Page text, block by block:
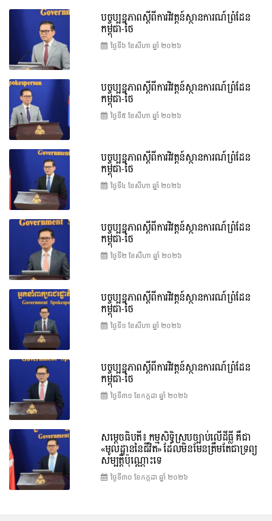
បច្ចុប្បន្នភាពស្ដីពីការវិវត្តន៍ស្ថានការណ៍ព្រំដែន
កម្ពុជា-ថៃ
ថ្ងៃទី៦ ខែ​សីហា ឆ្នាំ ២០២៦
បច្ចុប្បន្នភាពស្ដីពីការវិវត្តន៍ស្ថានការណ៍ព្រំដែន
កម្ពុជា-ថៃ
ថ្ងៃទី៥ ខែ​សីហា ឆ្នាំ ២០២៦
បច្ចុប្បន្នភាពស្ដីពីការវិវត្តន៍ស្ថានការណ៍ព្រំដែន
កម្ពុជា-ថៃ
ថ្ងៃទី៤ ខែ​សីហា ឆ្នាំ ២០២៦
បច្ចុប្បន្នភាពស្ដីពីការវិវត្តន៍ស្ថានការណ៍ព្រំដែន
កម្ពុជា-ថៃ
ថ្ងៃទី២ ខែ​សីហា ឆ្នាំ ២០២៦
បច្ចុប្បន្នភាពស្ដីពីការវិវត្តន៍ស្ថានការណ៍ព្រំដែន
កម្ពុជា-ថៃ
ថ្ងៃទី១ ខែ​សីហា ឆ្នាំ ២០២៦
បច្ចុប្បន្នភាពស្ដីពីការវិវត្តន៍ស្ថានការណ៍ព្រំដែន
កម្ពុជា-ថៃ
ថ្ងៃទី៣១ ខែ​កក្កដា ឆ្នាំ ២០២៦
សម្តេចធិបតី៖ កម្មសិទ្ធិស្របច្បាប់លើដីធ្លី គឺជា
«មូលដ្ឋាននៃជីវិត» ដែលមិនមែនត្រឹមតែជាទ្រព្យ
សម្បត្តិប៉ុណ្ណោះទេ
ថ្ងៃទី៣០ ខែ​កក្កដា ឆ្នាំ ២០២៦